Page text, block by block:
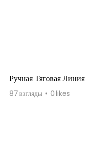
Ручная Тяговая Линия
87взгляды 0likes